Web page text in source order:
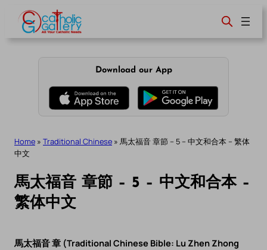
content
Download our App
Home » Traditional Chinese » 馬太福音 章節 – 5 – 中文和合本 – 繁体
中文
馬太福音 章節 – 5 – 中文和合本 –
繁体中文
馬太福音 章 (Traditional Chinese Bible: Lu Zhen Zhong